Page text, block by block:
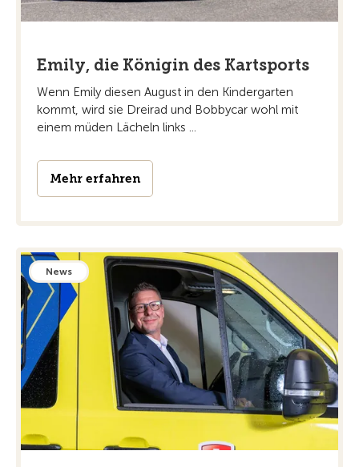
Emily, die Königin des Kartsports
Wenn Emily diesen August in den Kindergarten
kommt, wird sie Dreirad und Bobbycar wohl mit
einem müden Lächeln links ...
Mehr erfahren
News